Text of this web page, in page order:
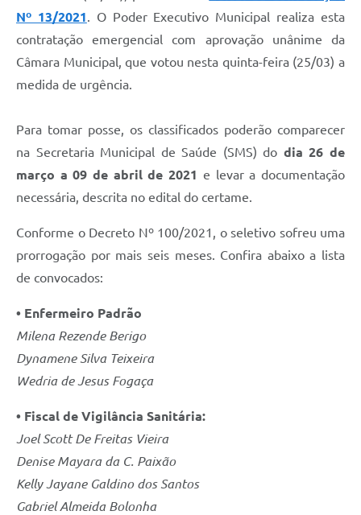
Nº 13/2021. O Poder Executivo Municipal realiza esta
contratação emergencial com aprovação unânime da
Câmara Municipal, que votou nesta quinta-feira (25/03) a
medida de urgência.
Para tomar posse, os classificados poderão comparecer
na Secretaria Municipal de Saúde (SMS) do dia 26 de
março a 09 de abril de 2021 e levar a documentação
necessária, descrita no edital do certame.
Conforme o Decreto Nº 100/2021, o seletivo sofreu uma
prorrogação por mais seis meses. Confira abaixo a lista
de convocados:
• Enfermeiro Padrão
Milena Rezende Berigo
Dynamene Silva Teixeira
Wedria de Jesus Fogaça
• Fiscal de Vigilância Sanitária:
Joel Scott De Freitas Vieira
Denise Mayara da C. Paixão
Kelly Jayane Galdino dos Santos
Gabriel Almeida Bolonha